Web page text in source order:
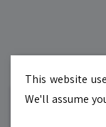
כאןThis website
We'll assume